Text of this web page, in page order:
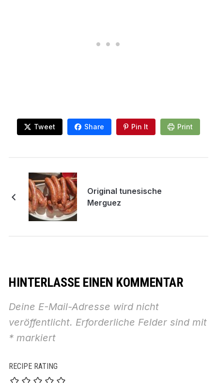
Tweet Share Pin It Print
Original tunesische
Merguez
HINTERLASSE EINEN KOMMENTAR
Deine E-Mail-Adresse wird nicht
veröffentlicht. Erforderliche Felder sind mit
*markiert
RECIPE RATING